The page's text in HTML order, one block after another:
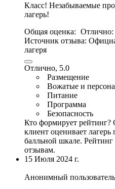
Класс! Незабываемые
лагерь!
Общая оценка: Отлично:
Источник отзыва:
лагеря
Отлично, 5.0
Размещение
Вожатые и
Питание
Программа
Безопасность
Кто формирует рейтинг?
клиент оценивает
балльной шкале. Рейтинг
отзывам.
15 Июля 2024 г.
Анонимный пользователь